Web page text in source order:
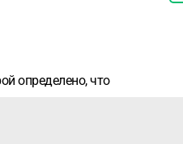
определено, что